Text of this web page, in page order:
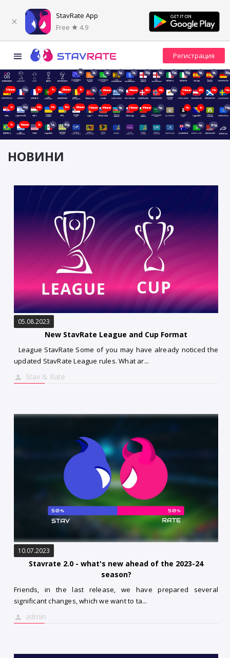
StavRate App
Free
4.9
2д 2д 2д 3д 3д 13д 6д 13д 13д 6д 6д 20д
59мин 13д 1ч 1ч 29мин 1ч 6д 29мин 13д 44мин 20ч 18ч 20д 59мин 21ч 18ч 18ч
1ч 13д 19ч 16ч 15ч 29мин 59мин 44мин 6д 59мин 44мин 4д 4ч 1ч 38д
1ч 14мин 2ч 7д 47д 68д 4д 151д
НОВИНИ
05.08.2023
New StavRate League and Cup Format
League StavRate Some of you may have already noticed the
updated StavRate League rules. What ar...
Stav & Rate
10.07.2023
Stavrate 2.0 - what's new ahead of the 2023-24
season?
Friends, in the last release, we have prepared several
significant changes, which we want to ta...
admin